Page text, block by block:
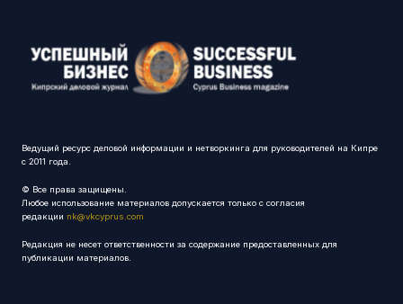
Ведущий ресурс деловой информации и нетворкинга для руководителей на Кипре
с 2011 года.
© Все права защищены.
Любое использование материалов допускается только с согласия
редакции nk@vkcyprus.com
Редакция не несет ответственности за содержание предоставленных для
публикации материалов.